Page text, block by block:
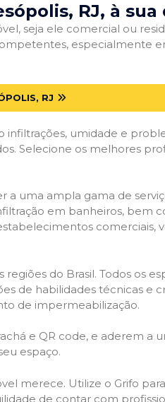
RJ, à sua
seja ele comercial ou
especialmente
RJ
infiltrações, umidade e
Selecione os melhores
a uma ampla gama de
em banheiros, bem
comerciais,
do Brasil. Todos os
de habilidades técnicas e
de impermeabilização.
e QR code, e aderem a
espaço.
merece. Utilize o Grifo
de contar com